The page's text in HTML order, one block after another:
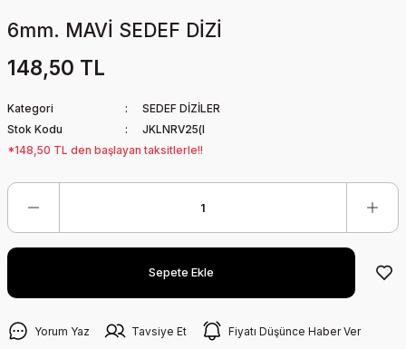
6mm. MAVİ SEDEF DİZİ
148,50 TL
Kategori
SEDEF DİZİLER
Stok Kodu
JKLNRV25(l
*148,50 TL den başlayan taksitlerle!!
Sepete Ekle
Yorum Yaz Tavsiye Et Fiyatı Düşünce Haber Ver